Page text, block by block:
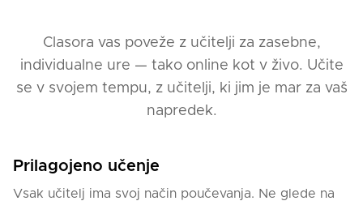
Clasora vas poveže z učitelji za zasebne,
individualne ure — tako online kot v živo. Učite
se v svojem tempu, z učitelji, ki jim je mar za vaš
napredek.
Prilagojeno učenje
Vsak učitelj ima svoj način poučevanja. Ne glede na